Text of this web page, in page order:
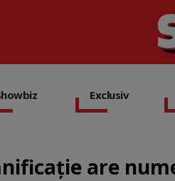
Exclusiv
are